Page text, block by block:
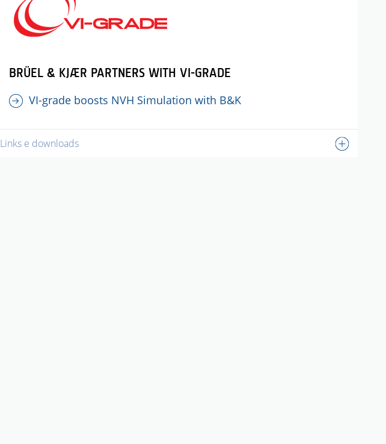
BRÜEL & KJÆR PARTNERS WITH VI-GRADE
VI-grade boosts NVH Simulation with B&K
Links e downloads